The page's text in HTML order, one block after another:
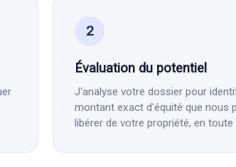
2
Évaluation du potentiel
J'analyse votre dossier pour
montant exact d'équité que nous
libérer de votre propriété, en toute